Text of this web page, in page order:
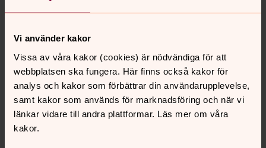
Vi använder kakor
Vissa av våra kakor (cookies) är nödvändiga för att
webbplatsen ska fungera. Här finns också kakor för
analys och kakor som förbättrar din användarupplevelse,
samt kakor som används för marknadsföring och när vi
länkar vidare till andra plattformar. Läs mer om våra
kakor.
11.00 Påskdagsmässa i Nora kyrka
MÅNDAG 6 APRILAnnandag påsk
11.00 Högmässa sammanlyst till Uppsala domkyrka
Välkommen!